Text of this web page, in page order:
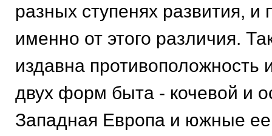
разных ступенях развития,
именно от этого различия.
издавна противоположность
двух форм быта - кочевой и
Западная Европа и южные ее